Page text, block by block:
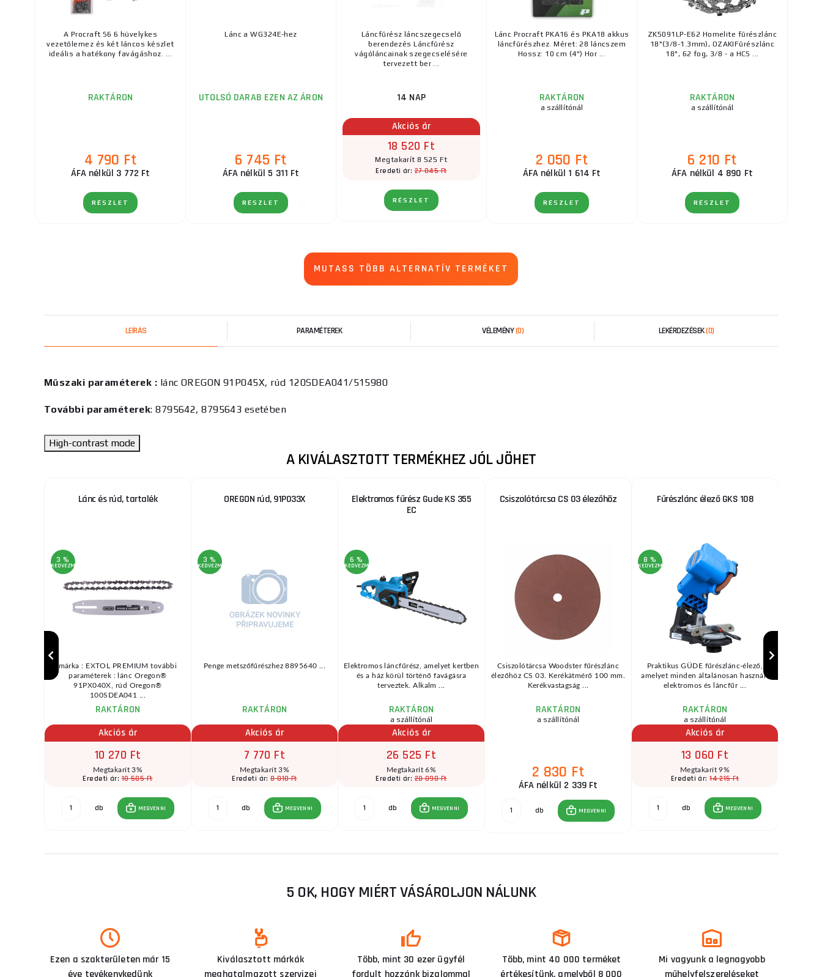
A Procraft S6 6 hüvelykes
vezetőlemez és két láncos készlet
ideális a hatékony favágáshoz. ...
RAKTÁRON
4 790 Ft
ÁFA nélkül 3 772 Ft
RÉSZLET
Lánc a WG324E-hez
UTOLSÓ DARAB EZEN AZ ÁRON
6 745 Ft
ÁFA nélkül 5 311 Ft
RÉSZLET
Láncfűrész láncszegecselő
berendezés Láncfűrész
vágóláncainak szegecselésére
tervezett ber ...
14 NAP
Akciós ár
18 520 Ft
Megtakarít 8 525 Ft
Eredeti ár:27 045 Ft
RÉSZLET
Lánc Procraft PKA16 és PKA18 akkus
láncfűrészhez. Méret: 28 láncszem
Hossz: 10 cm (4") Hor ...
RAKTÁRON
a szállítónál
2 050 Ft
ÁFA nélkül 1 614 Ft
RÉSZLET
ZK5091LP-E62 Homelite fűrészlánc
18"(3/8-1.3mm), OZAKIFűrészlánc
18", 62 fog, 3/8 - a HCS ...
RAKTÁRON
a szállítónál
6 210 Ft
ÁFA nélkül 4 890 Ft
RÉSZLET
MUTASS TÖBB ALTERNATÍV TERMÉKET
LEÍRÁS PARAMÉTEREK VÉLEMÉNY(0) LEKÉRDEZÉSEK(0)
Műszaki paraméterek : lánc OREGON 91P045X, rúd 120SDEA041/515980
További paraméterek: 8795642, 8795643 esetében
High-contrast mode
A KIVÁLASZTOTT TERMÉKHEZ JÓL JÖHET
Lánc és rúd, tartalék
3 %
KEDVEZMÉNY
márka : EXTOL PREMIUM további
paraméterek : lánc Oregon®
91PX040X, rúd Oregon®
100SDEA041 ...
RAKTÁRON
Akciós ár
10 270 Ft
Megtakarít 3%
Eredeti ár:10 585 Ft
db MEGVENNI
OREGON rúd, 91P033X
3 %
KEDVEZMÉNY
Penge metszőfűrészhez 8895640 ...
RAKTÁRON
Akciós ár
7 770 Ft
Megtakarít 3%
Eredeti ár:8 010 Ft
db MEGVENNI
Elektromos fűrész Gude KS 355
EC
6 %
KEDVEZMÉNY
Elektromos láncfűrész, amelyet kertben
és a ház körül történő favágásra
terveztek. Alkalm ...
RAKTÁRON
a szállítónál
Akciós ár
26 525 Ft
Megtakarít 6%
Eredeti ár:28 090 Ft
db MEGVENNI
Csiszolótárcsa CS 03 élezőhöz
Csiszolótárcsa Woodster fűrészlánc
élezőhöz CS 03. Kerékátmérő 100 mm.
Kerékvastagság ...
RAKTÁRON
a szállítónál
2 830 Ft
ÁFA nélkül 2 339 Ft
db MEGVENNI
Fűrészlánc élező GKS 108
8 %
KEDVEZMÉNY
Praktikus GÜDE fűrészlánc-élező,
amelyet minden általánosan használt
elektromos és láncfűr ...
RAKTÁRON
a szállítónál
Akciós ár
13 060 Ft
Megtakarít 9%
Eredeti ár:14 215 Ft
db MEGVENNI
5 OK, HOGY MIÉRT VÁSÁROLJON NÁLUNK
Ezen a szakterületen már 15
éve tevékenykedünk
Kiválasztott márkák
meghatalmazott szervizei
Több, mint 30 ezer ügyfél
fordult hozzánk bizalommal
Több, mint 40 000 terméket
értékesítünk, amelyből 8 000
Mi vagyunk a legnagyobb
műhelyfelszereléseket